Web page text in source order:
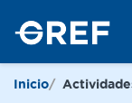
Inicio